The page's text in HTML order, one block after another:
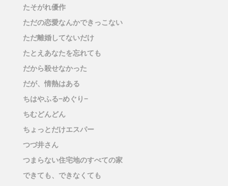
たそがれ優作
ただの恋愛なんかできっこない
ただ離婚してないだけ
たとえあなたを忘れても
だから殺せなかった
だが、情熱はある
ちはやふる−めぐり−
ちむどんどん
ちょっとだけエスパー
つづ井さん
つまらない住宅地のすべての家
できても、できなくても